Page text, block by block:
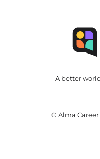
A better
© Alma